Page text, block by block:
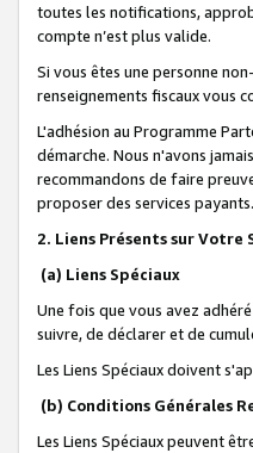
toutes les notifications,
compte n’est plus valide.
Si vous êtes une personne
renseignements fiscaux vous
L'adhésion au Programme
démarche. Nous n'avons
recommandons de faire
proposer des services payants.
2. Liens Présents sur Votre
(a) Liens Spéciaux
Une fois que vous avez
suivre, de déclarer et de
Les Liens Spéciaux doivent
(b) Conditions Générales
Les Liens Spéciaux peuvent